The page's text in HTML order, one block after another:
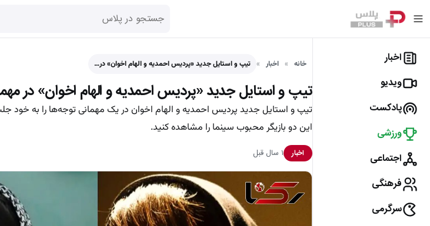
اخبار
ویدیو
پادکست
ورزشی
اجتماعی
فرهنگی
سرگرمی
خانه اخبار تیپ و استایل جدید «پردیس احمدیه و الهام اخوان» در…
تیپ و استایل جدید «پردیس احمدیه و الهام اخوان» در
تیپ و استایل جدید پردیس احمدیه و الهام اخوان در یک مهمانی توجه‌ها را به
این دو بازیگر محبوب سینما را مشاهده کنید.
اخبار ۱ سال قبل